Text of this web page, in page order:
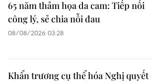
65 năm thảm họa da cam: Tiếp nối
công lý, sẻ chia nỗi đau
08/08/2026 03:28
Khẩn trương cụ thể hóa Nghị quyết